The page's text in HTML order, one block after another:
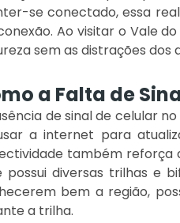
se conectado, essa
Ao visitar o Vale
sem as distrações dos
a Falta de
de sinal de celular
a internet para
também reforça
possui diversas trilhas e
bem a região,
a trilha.